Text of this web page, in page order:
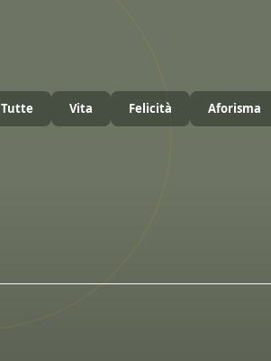
Tutte Vita Felicità Aforisma